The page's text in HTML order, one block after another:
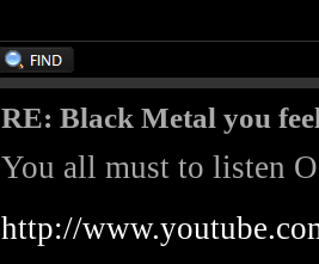
RE: Black Metal you
You all must to listen
http://